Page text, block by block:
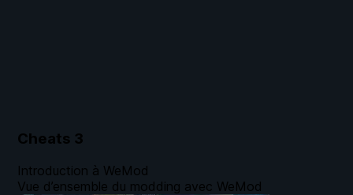
Cheats 3
Introduction à WeMod
Vue d’ensemble du modding avec WeMod